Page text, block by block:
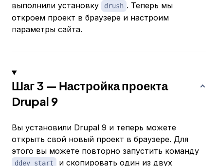
выполнили установку
drush . Теперь мы
откроем проект в браузере и настроим
параметры сайта.
Шаг 3 — Настройка проекта
Drupal 9
Вы установили Drupal 9 и теперь можете
открыть свой новый проект в браузере. Для
этого вы можете повторно запустить команду
ddev start и скопировать один из двух